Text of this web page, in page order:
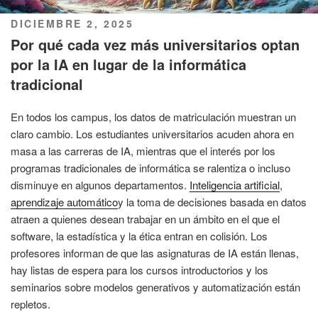
PUBLICADO
EL
DICIEMBRE 2, 2025
Por qué cada vez más universitarios optan
por la IA en lugar de la informática
tradicional
En todos los campus, los datos de matriculación muestran un
claro cambio. Los estudiantes universitarios acuden ahora en
masa a las carreras de IA, mientras que el interés por los
programas tradicionales de informática se ralentiza o incluso
disminuye en algunos departamentos. Inteligencia artificial,
aprendizaje automáticoy la toma de decisiones basada en datos
atraen a quienes desean trabajar en un ámbito en el que el
software, la estadística y la ética entran en colisión. Los
profesores informan de que las asignaturas de IA están llenas,
hay listas de espera para los cursos introductorios y los
seminarios sobre modelos generativos y automatización están
repletos.